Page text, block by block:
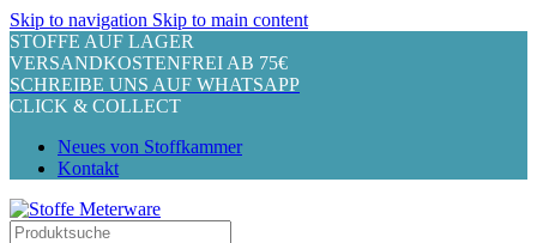
Skip to navigation Skip to main content
STOFFE AUF LAGER
VERSANDKOSTENFREI AB 75€
SCHREIBE UNS AUF WHATSAPP
CLICK & COLLECT
Neues von Stoffkammer
Kontakt